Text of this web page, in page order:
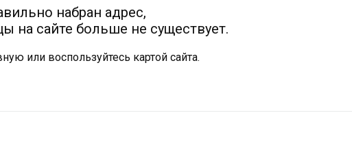
набран адрес,
на сайте больше не существует.
или воспользуйтесь картой сайта.